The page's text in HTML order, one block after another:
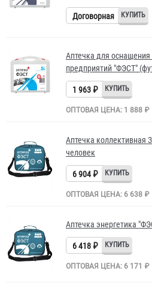
Договорная
Аптечка для
предприятий "ФЭСТ"
1 963 ₽
ОПТОВАЯ ЦЕНА: 1 888 ₽
Аптечка коллективная
человек
6 904 ₽
ОПТОВАЯ ЦЕНА: 6 638 ₽
Аптечка энергетика
6 418 ₽
ОПТОВАЯ ЦЕНА: 6 171 ₽